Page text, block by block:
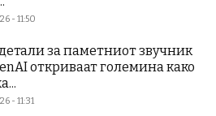
- 11:50
за паметниот звучник
откриваат големина како
- 11:31